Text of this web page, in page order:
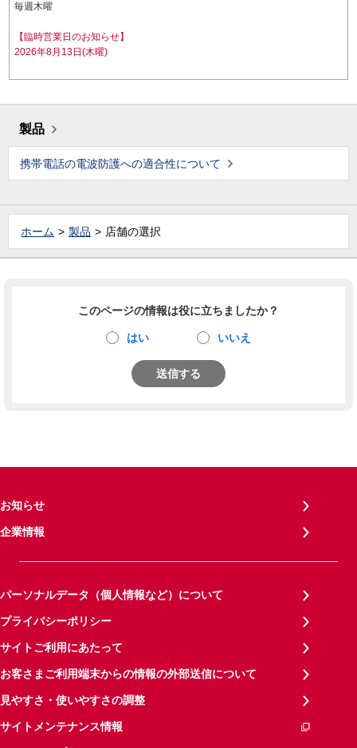
毎週木曜
【臨時営業日のお知らせ】
2026年8月13日(木曜)
製品
携帯電話の電波防護への適合性について
ホーム 製品 店舗の選択
このページの情報は役に立ちましたか？
はい いいえ
送信する
お知らせ
企業情報
パーソナルデータ（個人情報など）について
プライバシーポリシー
サイトご利用にあたって
お客さまご利用端末からの情報の外部送信について
見やすさ・使いやすさの調整
サイトメンテナンス情報